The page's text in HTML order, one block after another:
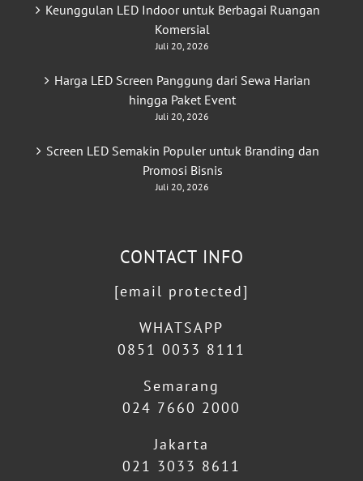
Keunggulan LED Indoor untuk Berbagai Ruangan
Komersial
Juli 20, 2026
Harga LED Screen Panggung dari Sewa Harian
hingga Paket Event
Juli 20, 2026
Screen LED Semakin Populer untuk Branding dan
Promosi Bisnis
Juli 20, 2026
CONTACT INFO
[email protected]
WHATSAPP
0851 0033 8111
Semarang
024 7660 2000
Jakarta
021 3033 8611